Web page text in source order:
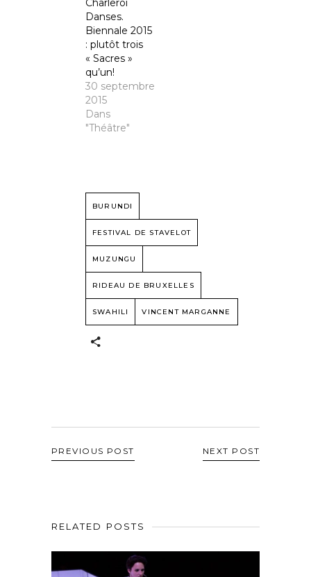
Charleroi
Danses.
Biennale 2015
: plutôt trois
« Sacres »
qu’un!
30 septembre
2015
Dans
"Théâtre"
BURUNDI
FESTIVAL DE STAVELOT
MUZUNGU
RIDEAU DE BRUXELLES
SWAHILI VINCENT MARGANNE
PREVIOUS POST NEXT POST
RELATED POSTS